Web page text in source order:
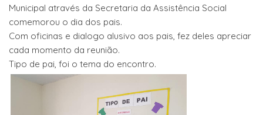
Municipal através da Secretaria da Assistência Social
comemorou o dia dos pais.
Com oficinas e dialogo alusivo aos pais, fez deles apreciar
cada momento da reunião.
Tipo de pai, foi o tema do encontro.